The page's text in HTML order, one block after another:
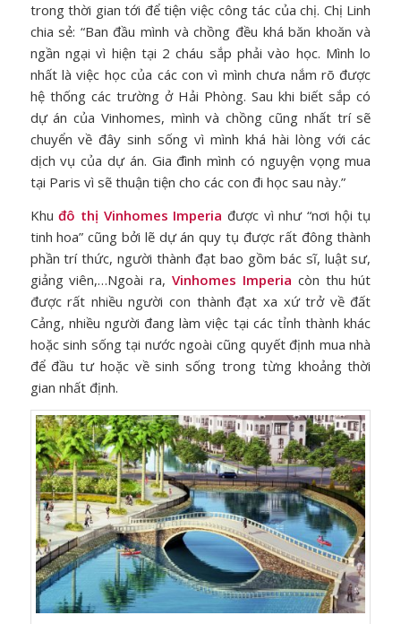
trong thời gian tới để tiện việc công tác của chị. Chị Linh
chia sẻ: “Ban đầu mình và chồng đều khá băn khoăn và
ngần ngại vì hiện tại 2 cháu sắp phải vào học. Mình lo
nhất là việc học của các con vì mình chưa nắm rõ được
hệ thống các trường ở Hải Phòng. Sau khi biết sắp có
dự án của Vinhomes, mình và chồng cũng nhất trí sẽ
chuyển về đây sinh sống vì mình khá hài lòng với các
dịch vụ của dự án. Gia đình mình có nguyện vọng mua
tại Paris vì sẽ thuận tiện cho các con đi học sau này.”
Khuđô thị Vinhomes Imperia được vì như “nơi hội tụ
tinh hoa” cũng bởi lẽ dự án quy tụ được rất đông thành
phần trí thức, người thành đạt bao gồm bác sĩ, luật sư,
giảng viên,…Ngoài ra,Vinhomes Imperia còn thu hút
được rất nhiều người con thành đạt xa xứ trở về đất
Cảng, nhiều người đang làm việc tại các tỉnh thành khác
hoặc sinh sống tại nước ngoài cũng quyết định mua nhà
để đầu tư hoặc về sinh sống trong từng khoảng thời
gian nhất định.